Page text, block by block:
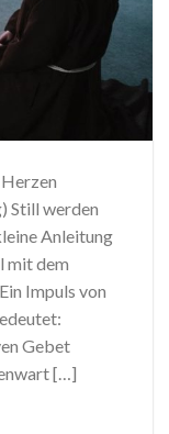
Still werden
Anleitung
mit dem
Impuls von
Gebet
[…]